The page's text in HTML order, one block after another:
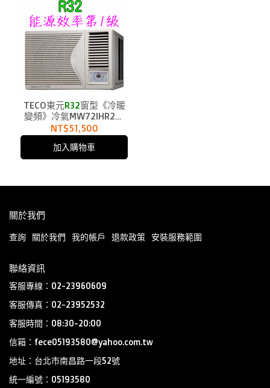
TECO東元R32窗型《冷暖
變頻》冷氣MW72IHR2適
用12坪
NT$51,500
加入購物車
關於我們
查詢 關於我們 我的帳戶 退款政策 安裝服務範圍
聯絡資訊
客服專線：02-23960609
客服傳真：02-23952532
客服時間：08:30-20:00
信箱：fece05193580@yahoo.com.tw
地址：台北市南昌路一段52號
統一編號：05193580